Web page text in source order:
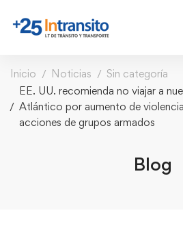
Inicio Noticias
Sin categoría
EE. UU. recomienda no viajar a
Atlántico por aumento de
acciones de grupos armados
Blog